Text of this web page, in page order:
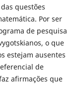
questões
Por ser
de pesquisa
o que
estejam ausentes
de
afirmações que